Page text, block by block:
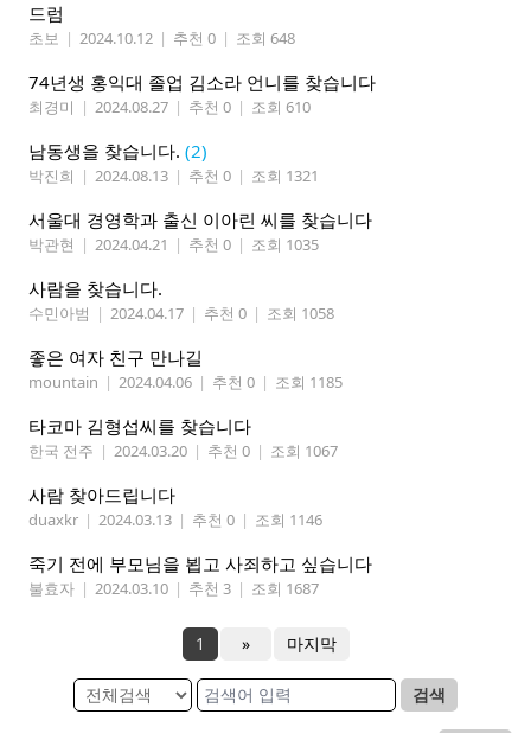
드럼
초보 | 2024.10.12 | 추천 0 | 조회 648
74년생 홍익대 졸업 김소라 언니를 찾습니다
최경미 | 2024.08.27 | 추천 0 | 조회 610
남동생을 찾습니다. (2)
박진희 | 2024.08.13 | 추천 0 | 조회 1321
서울대 경영학과 출신 이아린 씨를 찾습니다
박관현 | 2024.04.21 | 추천 0 | 조회 1035
사람을 찾습니다.
수민아범 | 2024.04.17 | 추천 0 | 조회 1058
좋은 여자 친구 만나길
mountain | 2024.04.06 | 추천 0 | 조회 1185
타코마 김형섭씨를 찾습니다
한국 전주 | 2024.03.20 | 추천 0 | 조회 1067
사람 찾아드립니다
duaxkr | 2024.03.13 | 추천 0 | 조회 1146
죽기 전에 부모님을 뵙고 사죄하고 싶습니다
불효자 | 2024.03.10 | 추천 3 | 조회 1687
1 » 마지막
검색